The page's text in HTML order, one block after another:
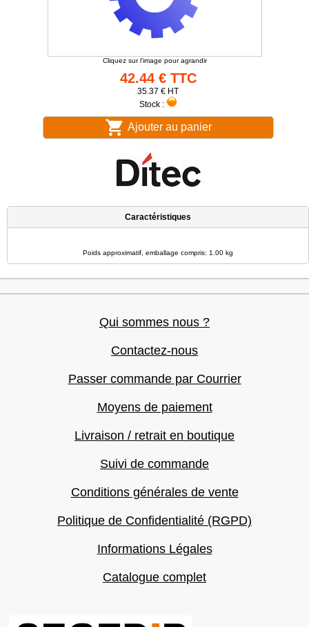
Cliquez sur l'image pour agrandir
42.44 € TTC
35.37 € HT
Stock :
Ajouter au panier
Caractéristiques
Poids approximatif, emballage compris: 1.00 kg
Qui sommes nous ?
Contactez-nous
Passer commande par Courrier
Moyens de paiement
Livraison / retrait en boutique
Suivi de commande
Conditions générales de vente
Politique de Confidentialité (RGPD)
Informations Légales
Catalogue complet